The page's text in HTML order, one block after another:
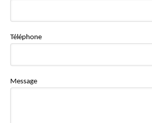
Téléphone
Message